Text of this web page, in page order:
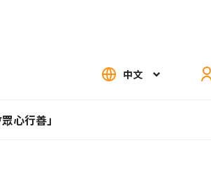
中文
心行善」